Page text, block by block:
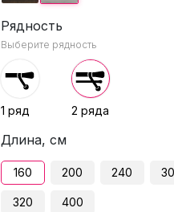
Рядность
Выберите рядность
1 ряд 2 ряда
Длина, см
160 200 240
320 400